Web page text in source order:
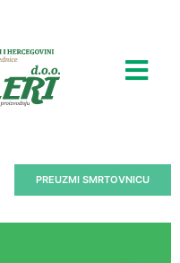
PREUZMI SMRTOVNICU